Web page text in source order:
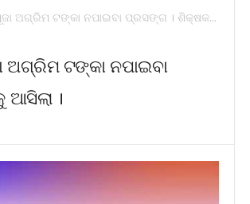
ଅଗ୍ରିମ ଟଙ୍କା ନପାଇବା ପ୍ରସଙ୍ଗ । ଶିକ୍ଷକ...
ଟଙ୍କା ନପାଇବା
ଆସିଲା ।